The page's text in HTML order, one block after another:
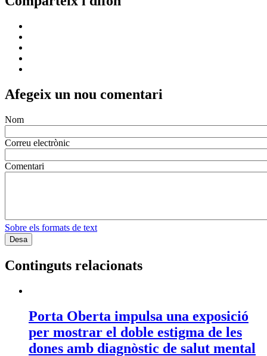
Afegeix un nou comentari
Nom
Correu electrònic
Comentari
Sobre els formats de text
Continguts relacionats
Porta Oberta impulsa una exposició
per mostrar el doble estigma de les
dones amb diagnòstic de salut mental